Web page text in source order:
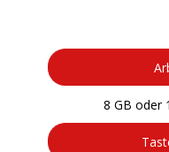
8 GB oder